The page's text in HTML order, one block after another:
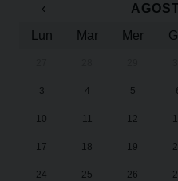
‹
Lun
Mar Mer
3 4 5
10 11 12
17 18 19
24 25 26